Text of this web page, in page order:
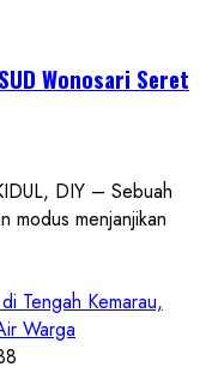
Wonosari Seret
DIY – Sebuah
modus menjanjikan
Tengah Kemarau,
Warga